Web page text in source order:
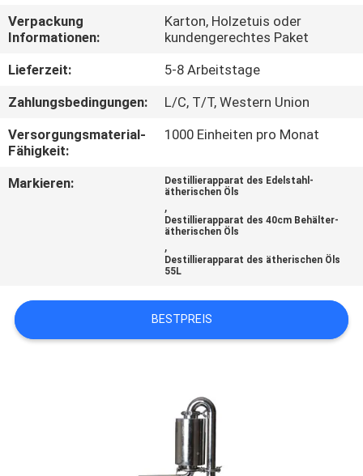
QUALITÄTSKONTROLLE
SIE
MIT
SIE EIN
ZITAT
DATENSCHUTZRICHTLINIE
Verpackung
Informationen:
Karton, Holzetuis oder
kundengerechtes Paket
Lieferzeit:
5-8 Arbeitstage
Zahlungsbedingungen:
L/C, T/T, Western Union
Versorgungsmaterial-
Fähigkeit:
1000 Einheiten pro Monat
Markieren:
Destillierapparat des Edelstahl-
ätherischen Öls
,
Destillierapparat des 40cm Behälter-
ätherischen Öls
,
Destillierapparat des ätherischen Öls
55L
BESTPREIS